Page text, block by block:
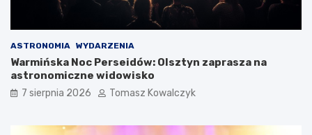
ASTRONOMIA WYDARZENIA
Warmińska Noc Perseidów: Olsztyn zaprasza na
astronomiczne widowisko
7 sierpnia 2026 Tomasz Kowalczyk